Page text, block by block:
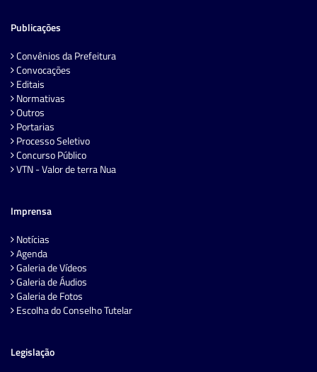
Publicações
Convênios da Prefeitura
Convocações
Editais
Normativas
Outros
Portarias
Processo Seletivo
Concurso Público
VTN - Valor de terra Nua
Imprensa
Notícias
Agenda
Galeria de Vídeos
Galeria de Áudios
Galeria de Fotos
Escolha do Conselho Tutelar
Legislação